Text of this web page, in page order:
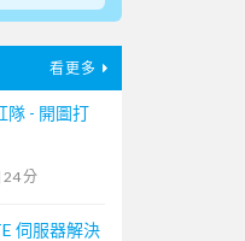
看更多
隊 - 開圖打
24 分
伺服器解決